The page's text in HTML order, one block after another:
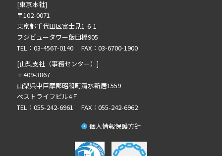
2024年12月の記事一覧(1)
2024年10月の記事一覧(1)
2024年9月の記事一覧(2)
2024年8月の記事一覧(1)
2024年7月の記事一覧(2)
2024年6月の記事一覧(4)
2024年5月の記事一覧(1)
[東京本社]
〒102-0071
東京都千代田区富士見1-6-1
フジビュータワー飯田橋905
TEL：03-4567-0140 FAX：03-6700-1900
[山梨支社（事務センター）]
〒409-3867
山梨県中巨摩郡昭和町清水新居1559
ベストライフビル4Ｆ
TEL：055-242-6961 FAX：055-242-6962
個人情報保護方針